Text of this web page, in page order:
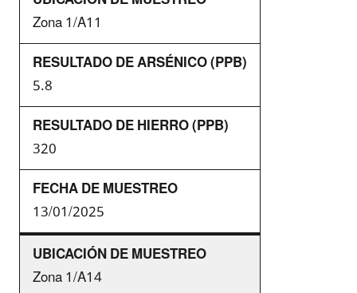
Zona 1/A11
5.8
320
13/01/2025
Zona 1/A14